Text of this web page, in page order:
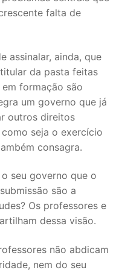
falta de
assinalar, ainda, que
da pasta feitas
formação são
um governo que já
outros direitos
seja o exercício
consagra.
seu governo que o
são a
Os professores e
dessa visão.
não abdicam
nem do seu